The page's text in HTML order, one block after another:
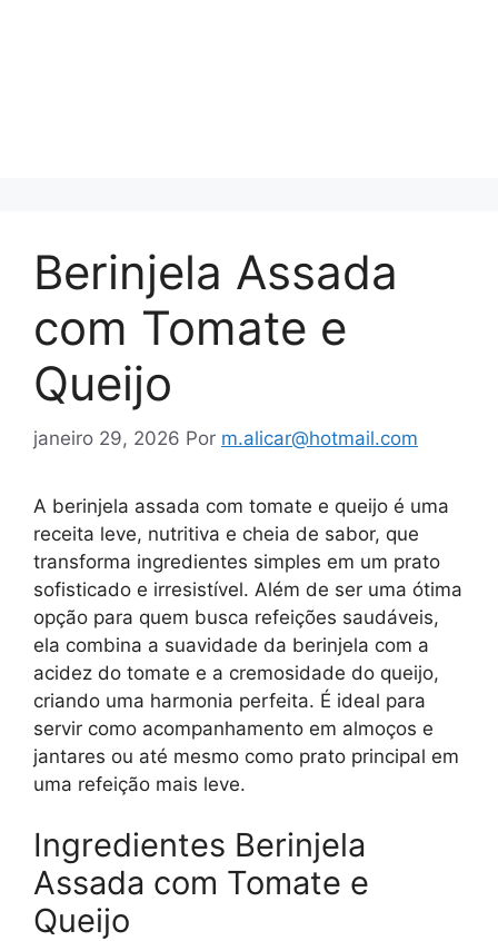
Berinjela Assada
com Tomate e
Queijo
janeiro 29, 2026 Por m.alicar@hotmail.com
A berinjela assada com tomate e queijo é uma
receita leve, nutritiva e cheia de sabor, que
transforma ingredientes simples em um prato
sofisticado e irresistível. Além de ser uma ótima
opção para quem busca refeições saudáveis,
ela combina a suavidade da berinjela com a
acidez do tomate e a cremosidade do queijo,
criando uma harmonia perfeita. É ideal para
servir como acompanhamento em almoços e
jantares ou até mesmo como prato principal em
uma refeição mais leve.
Ingredientes Berinjela
Assada com Tomate e
Queijo